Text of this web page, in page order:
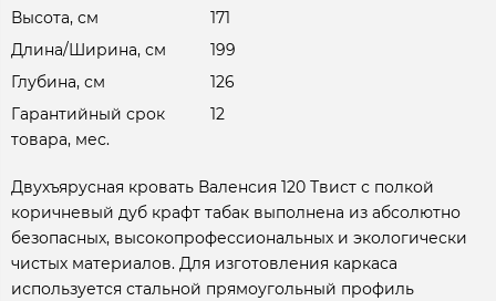
Высота, см
171
Длина/Ширина, см
199
Глубина, см
126
Гарантийный срок
товара, мес.
12
Двухъярусная кровать Валенсия 120 Твист с полкой
коричневый дуб крафт табак выполнена из абсолютно
безопасных, высокопрофессиональных и экологически
чистых материалов. Для изготовления каркаса
используется стальной прямоугольный профиль